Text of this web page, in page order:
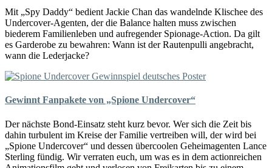
Mit „Spy Daddy“ bedient Jackie Chan das wandelnde Klischee des
Undercover-Agenten, der die Balance halten muss zwischen
biederem Familienleben und aufregender Spionage-Action. Da gilt
es Garderobe zu bewahren: Wann ist der Rautenpulli angebracht,
wann die Lederjacke?
Gewinnt Fanpakete von „Spione Undercover“
Der nächste Bond-Einsatz steht kurz bevor. Wer sich die Zeit bis
dahin turbulent im Kreise der Familie vertreiben will, der wird bei
„Spione Undercover“ und dessen übercoolen Geheimagenten Lance
Sterling fündig. Wir verraten euch, um was es in dem actionreichen